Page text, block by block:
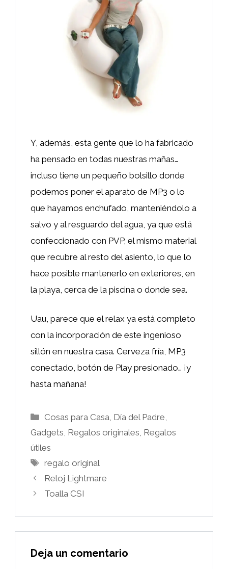
Y, además, esta gente que lo ha fabricado
ha pensado en todas nuestras mañas…
incluso tiene un pequeño bolsillo donde
podemos poner el aparato de MP3 o lo
que hayamos enchufado, manteniéndolo a
salvo y al resguardo del agua, ya que está
confeccionado con PVP, el mismo material
que recubre al resto del asiento, lo que lo
hace posible mantenerlo en exteriores, en
la playa, cerca de la piscina o donde sea.
Uau, parece que el relax ya está completo
con la incorporación de este ingenioso
sillón en nuestra casa. Cerveza fría, MP3
conectado, botón de Play presionado… ¡y
hasta mañana!
Categorías
Cosas para Casa, Día del Padre,
Gadgets, Regalos originales, Regalos
útiles
Etiquetas
regalo original
Reloj Lightmare
Toalla CSI
Deja un comentario